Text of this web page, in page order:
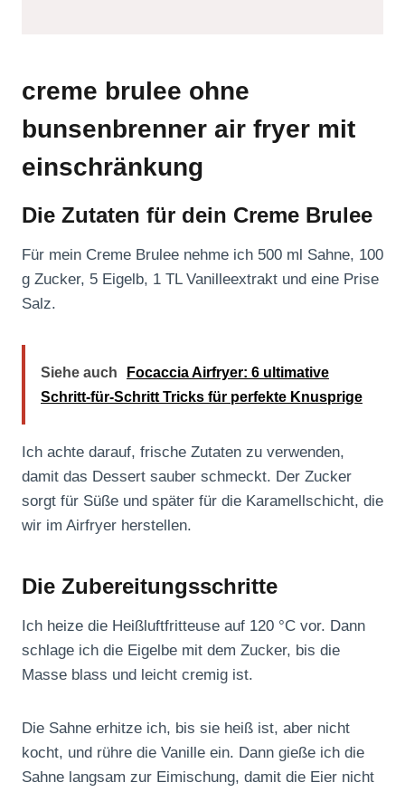
creme brulee ohne
bunsenbrenner air fryer mit
einschränkung
Die Zutaten für dein Creme Brulee
Für mein Creme Brulee nehme ich 500 ml Sahne, 100
g Zucker, 5 Eigelb, 1 TL Vanilleextrakt und eine Prise
Salz.
Siehe auch
Focaccia Airfryer: 6 ultimative
Schritt-für-Schritt Tricks für perfekte Knusprige
Ich achte darauf, frische Zutaten zu verwenden,
damit das Dessert sauber schmeckt. Der Zucker
sorgt für Süße und später für die Karamellschicht, die
wir im Airfryer herstellen.
Die Zubereitungsschritte
Ich heize die Heißluftfritteuse auf 120 °C vor. Dann
schlage ich die Eigelbe mit dem Zucker, bis die
Masse blass und leicht cremig ist.
Die Sahne erhitze ich, bis sie heiß ist, aber nicht
kocht, und rühre die Vanille ein. Dann gieße ich die
Sahne langsam zur Eimischung, damit die Eier nicht